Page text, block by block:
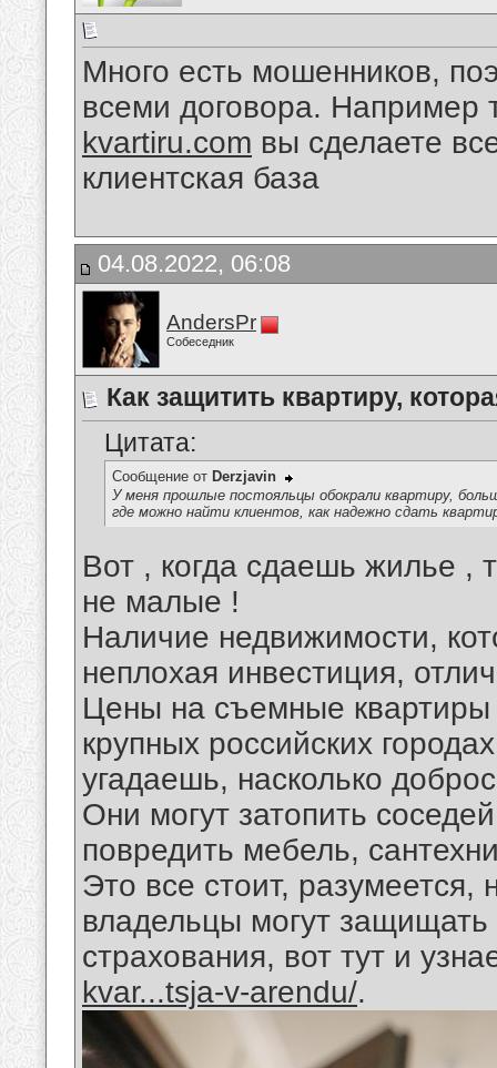
Много есть мошенников,
всеми договора. Например
kvartiru.com вы сделаете
клиентская база
04.08.2022, 06:08
AndersPr
Собеседник
Как защитить квартиру,
Цитата:
Сообщение от Derzjavin
У меня прошлые постояльцы обокрали квартиру,
где можно найти клиентов, как надежно сдать
Вот , когда сдаешь жилье ,
не малые !
Наличие недвижимости,
неплохая инвестиция,
Цены на съемные квартиры
крупных российских
угадаешь, насколько
Они могут затопить
повредить мебель,
Это все стоит, разумеется,
владельцы могут
страхования, вот тут и
kvar...tsja-v-arendu/.